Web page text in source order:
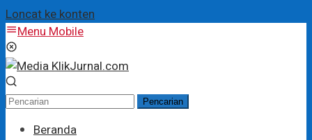
Loncat ke konten
Menu Mobile
Pencarian
Beranda